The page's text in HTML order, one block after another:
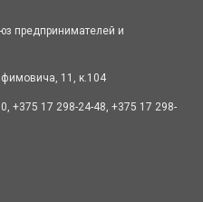
предпринимателей и
11, к.104
+375 17 298-24-48, +375 17 298-